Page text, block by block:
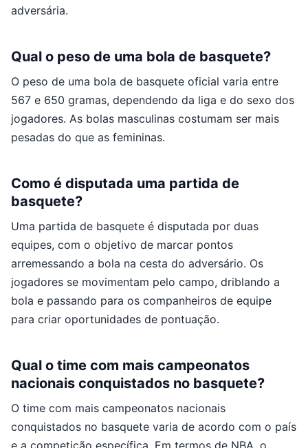
adversária.
Qual o peso de uma bola de basquete?
O peso de uma bola de basquete oficial varia entre
567 e 650 gramas, dependendo da liga e do sexo dos
jogadores. As bolas masculinas costumam ser mais
pesadas do que as femininas.
Como é disputada uma partida de
basquete?
Uma partida de basquete é disputada por duas
equipes, com o objetivo de marcar pontos
arremessando a bola na cesta do adversário. Os
jogadores se movimentam pelo campo, driblando a
bola e passando para os companheiros de equipe
para criar oportunidades de pontuação.
Qual o time com mais campeonatos
nacionais conquistados no basquete?
O time com mais campeonatos nacionais
conquistados no basquete varia de acordo com o país